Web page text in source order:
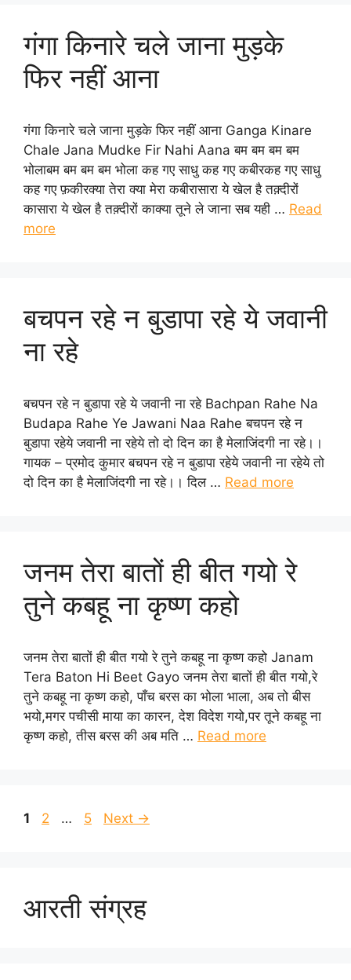
गंगा किनारे चले जाना मुड़के
फिर नहीं आना
गंगा किनारे चले जाना मुड़के फिर नहीं आना Ganga Kinare
Chale Jana Mudke Fir Nahi Aana बम बम बम बम
भोलाबम बम बम बम भोला कह गए साधु कह गए कबीरकह गए साधु
कह गए फ़कीरक्या तेरा क्या मेरा कबीरासारा ये खेल है तक़्दीरों
कासारा ये खेल है तक़्दीरों काक्या तूने ले जाना सब यही … Read
more
बचपन रहे न बुडापा रहे ये जवानी
ना रहे
बचपन रहे न बुडापा रहे ये जवानी ना रहे Bachpan Rahe Na
Budapa Rahe Ye Jawani Naa Rahe बचपन रहे न
बुडापा रहेये जवानी ना रहेये तो दो दिन का है मेलाजिंदगी ना रहे।।
गायक – प्रमोद कुमार बचपन रहे न बुडापा रहेये जवानी ना रहेये तो
दो दिन का है मेलाजिंदगी ना रहे।। दिल … Read more
जनम तेरा बातों ही बीत गयो रे
तुने कबहू ना कृष्ण कहो
जनम तेरा बातों ही बीत गयो रे तुने कबहू ना कृष्ण कहो Janam
Tera Baton Hi Beet Gayo जनम तेरा बातों ही बीत गयो,रे
तुने कबहू ना कृष्ण कहो, पाँच बरस का भोला भाला, अब तो बीस
भयो,मगर पचीसी माया का कारन, देश विदेश गयो,पर तूने कबहू ना
कृष्ण कहो, तीस बरस की अब मति … Read more
Page
1 Page
2 … Page
5 Next →
आरती संग्रह